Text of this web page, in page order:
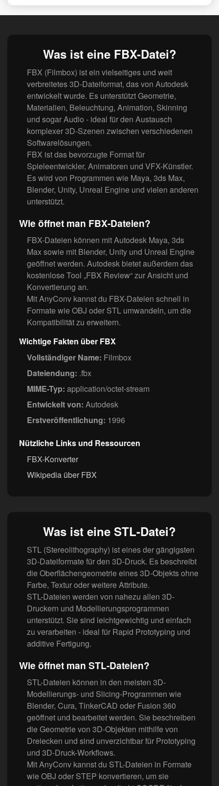
Was ist eine FBX-Datei?
FBX (Filmbox) ist ein vielseitiges und weit
verbreitetes 3D-Dateiformat, das von Autodesk
entwickelt wurde. Es unterstützt Geometrie,
Materialien, Beleuchtung, Animation, Skinning
und sogar Audio - ideal für den Austausch
komplexer 3D-Szenen zwischen verschiedenen
Softwarelösungen.
FBX ist das bevorzugte Format für
Spieleentwickler, Animatoren und VFX-Künstler.
Es wird von Programmen wie Maya, 3ds Max,
Blender, Unity, Unreal Engine und vielen anderen
unterstützt.
Wie öffnet man FBX-Dateien?
FBX-Dateien können mit Autodesk Maya, 3ds
Max sowie mit Blender, Unity und Unreal Engine
geöffnet werden. Autodesk bietet außerdem das
kostenlose Tool „FBX Review“ zur Ansicht und
Konvertierung an.
Mit AnyConv kannst du FBX-Dateien schnell in
Formate wie OBJ oder STL umwandeln, um die
Kompatibilität zu erweitern.
Wichtige Fakten über FBX
Vollständiger Name: Filmbox
Dateiendung: .fbx
MIME-Typ: application/octet-stream
Entwickelt von: Autodesk
Erstveröffentlichung: 1996
Nützliche Links und Ressourcen
FBX-Konverter
Wikipedia über FBX
Was ist eine STL-Datei?
STL (Stereolithography) ist eines der gängigsten
3D-Dateiformate für den 3D-Druck. Es beschreibt
die Oberflächengeometrie eines 3D-Objekts ohne
Farbe, Textur oder weitere Attribute.
STL-Dateien werden von nahezu allen 3D-
Druckern und Modellierungsprogrammen
unterstützt. Sie sind leichtgewichtig und einfach
zu verarbeiten - ideal für Rapid Prototyping und
additive Fertigung.
Wie öffnet man STL-Dateien?
STL-Dateien können in den meisten 3D-
Modellierungs- und Slicing-Programmen wie
Blender, Cura, TinkerCAD oder Fusion 360
geöffnet und bearbeitet werden. Sie beschreiben
die Geometrie von 3D-Objekten mithilfe von
Dreiecken und sind unverzichtbar für Prototyping
und 3D-Druck-Workflows.
Mit AnyConv kannst du STL-Dateien in Formate
wie OBJ oder STEP konvertieren, um sie